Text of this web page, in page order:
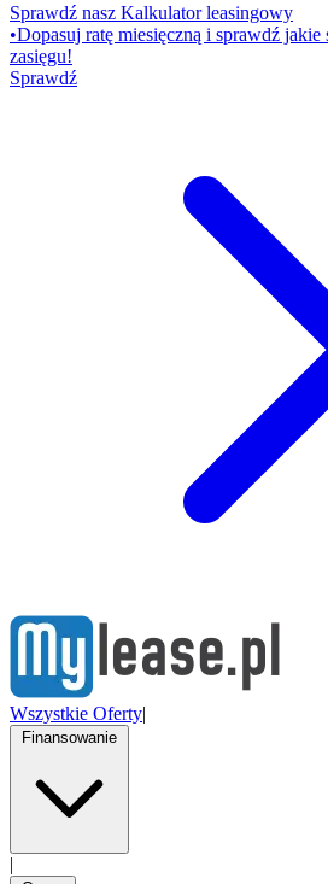
Sprawdź nasz Kalkulator leasingowy
•Dopasuj ratę miesięczną i sprawdź
zasięgu!
Sprawdź
Wszystkie Oferty|
|